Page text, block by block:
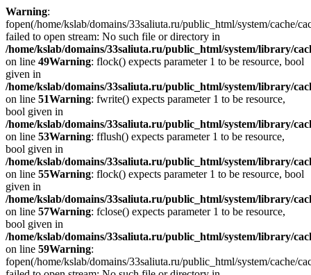
Warning:
fopen(/home/kslab/domains/33saliuta.ru/public_html/system/cache/
failed to open stream: No such file or directory in
/home/kslab/domains/33saliuta.ru/public_html/system/library/
on line 49Warning: flock() expects parameter 1 to be resource, bool
given in
/home/kslab/domains/33saliuta.ru/public_html/system/library/
on line 51Warning: fwrite() expects parameter 1 to be resource,
bool given in
/home/kslab/domains/33saliuta.ru/public_html/system/library/
on line 53Warning: fflush() expects parameter 1 to be resource,
bool given in
/home/kslab/domains/33saliuta.ru/public_html/system/library/
on line 55Warning: flock() expects parameter 1 to be resource, bool
given in
/home/kslab/domains/33saliuta.ru/public_html/system/library/
on line 57Warning: fclose() expects parameter 1 to be resource,
bool given in
/home/kslab/domains/33saliuta.ru/public_html/system/library/
on line 59Warning:
fopen(/home/kslab/domains/33saliuta.ru/public_html/system/cache/